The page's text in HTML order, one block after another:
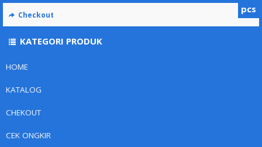
HOME
KATALOG
CHEKOUT
CEK ONGKIR
pcs
Checkout
KATEGORI PRODUK